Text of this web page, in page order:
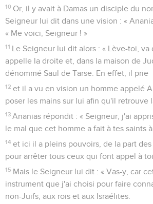
10 Or, il y avait à Damas un disciple du
Seigneur lui dit dans une vision : «
« Me voici, Seigneur ! »
11 Le Seigneur lui dit alors : « Lève-toi, va
appelle la droite et, dans la maison de
dénommé Saul de Tarse. En effet, il prie
12 et il a vu en vision un homme appelé
poser les mains sur lui afin qu'il retrouve
13 Ananias répondit : « Seigneur, j'ai
le mal que cet homme a fait à tes saints à
14 et ici il a pleins pouvoirs, de la part des
pour arrêter tous ceux qui font appel à
15 Mais le Seigneur lui dit : « Vas-y, car
instrument que j'ai choisi pour faire
non-Juifs, aux rois et aux Israélites.